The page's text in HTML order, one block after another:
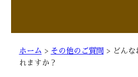
ホーム > その他のご質問 > どんな
れますか？